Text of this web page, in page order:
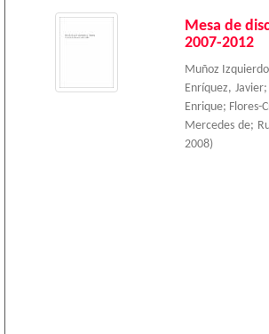
Mesa de
2007-2012
Muñoz
Enríquez, Javier;
Enrique; Flores-
Mercedes de;
2008)